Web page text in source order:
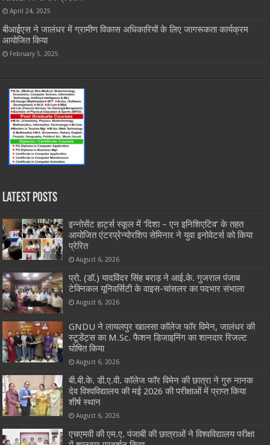
April 24, 2025
बीआईएस ने जालंधर में ग्रामीण विकास अधिकारियों के लिए जागरूकता कार्यक्रम
आयोजित किया
February 5, 2025
Latest Posts
इन्नोसेंट हार्ट्स स्कूल में ‘दिशा – एन इनिशिएटिव’ के तहत
आयोजित एंटरप्रेन्योरशिप सेमिनार ने युवा इनोवेटर्स को किया
प्रेरित
August 6, 2026
प्रो. (डॉ.) यादविंदर सिंह बराड़ ने आई.के. गुजराल पंजाब
टेक्निकल यूनिवर्सिटी के वाइस-चांसलर का पदभार संभाला
August 6, 2026
GNDU ने लायलपुर खालसा कॉलेज फॉर विमेन, जालंधर की
स्टूडेंट्स का M.Sc. फैशन डिजाइनिंग का शानदार रिजल्ट
घोषित किया
August 6, 2026
बी.बी.के. डी.ए.वी. कॉलेज फॉर विमेन की छात्रा ने गुरु नानक
देव विश्वविद्यालय की मई 2026 की परीक्षाओं में प्राप्त किया
शीर्ष स्थान
August 6, 2026
एचएमवी की एम.ए. पंजाबी की छात्राओं ने विश्वविद्यालय परीक्षा